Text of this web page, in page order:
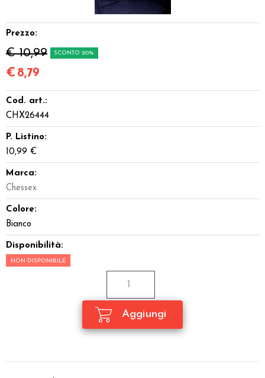
Giocattoli e Gadget
Offerte del Dragone
Prezzo:
€ 10,99 SCONTO 20%
€ 8,79
Cod. art.:
CHX26444
P. Listino:
10,99 €
Marca:
Chessex
Colore:
Bianco
Disponibilità:
NON DISPONIBILE